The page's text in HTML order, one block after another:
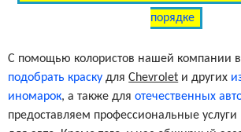
порядке
С помощью колористов нашей компании
подобрать краску дляChevrolet и других
иномарок, а также дляотечественных
предоставляем профессиональные услуги